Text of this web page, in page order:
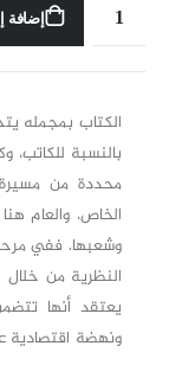
إضافة
الكتاب بمجمله
بالنسبة للكاتب،
محددة من مسيرة
الخاص، والعام
وشعبها. ففي
النظرية من خلال
يعتقد أنها
ونهضة اقتصادية